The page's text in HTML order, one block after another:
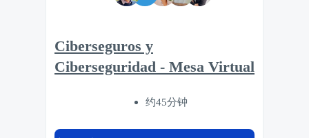
Ciberseguros y
Ciberseguridad - Mesa Virtual
约45分钟